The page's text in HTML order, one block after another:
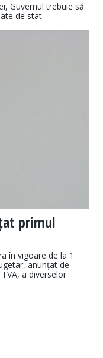
Guvernul trebuie să
de stat.
primul
în vigoare de la 1
anunțat de
a diverselor